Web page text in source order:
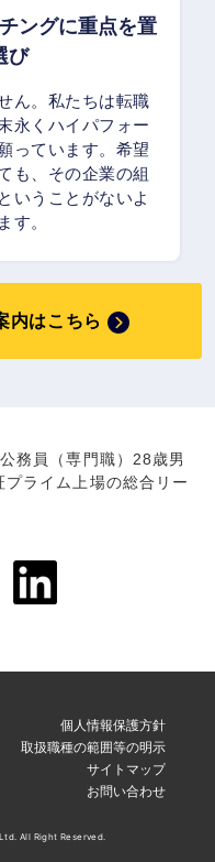
ングに重点を置
び
ん。私たちは転職
永くハイパフォー
っています。希望
も、その企業の組
いうことがないよ
す。
内はこちら
務員（専門職）28歳男
ライム上場の総合リー
個人情報保護方針
取扱職種の範囲等の明示
サイトマップ
お問い合わせ
All Right Reserved.